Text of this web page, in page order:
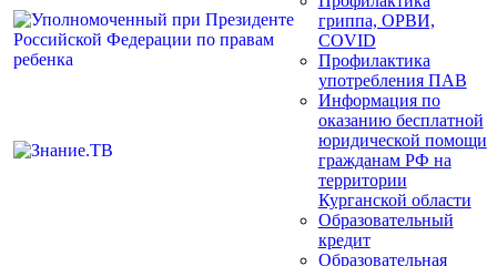
гриппа, ОРВИ,
COVID
Профилактика
употребления ПАВ
Информация по
оказанию бесплатной
юридической помощи
гражданам РФ на
территории
Курганской области
Образовательный
кредит
Образовательная